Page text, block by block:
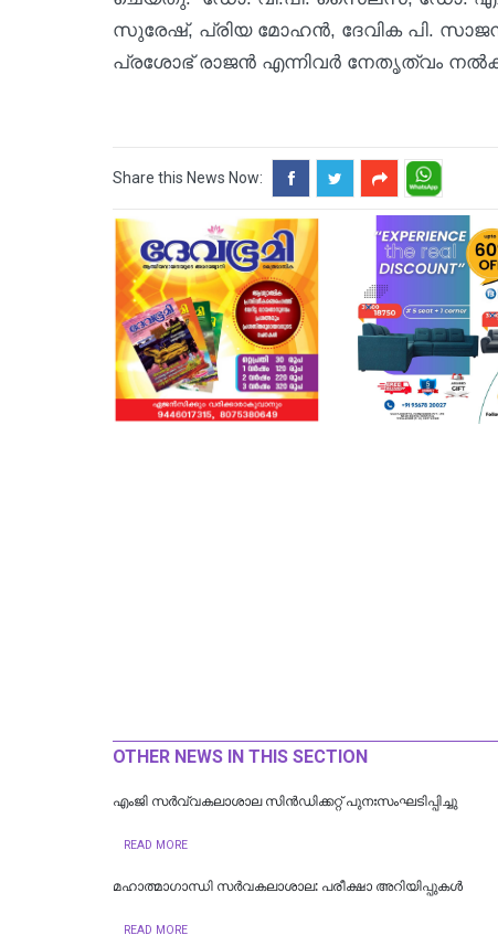
സുരേഷ്, പ്രിയ മോഹന്‍, ദേവിക പി.
പ്രശോഭ് രാജന്‍ എന്നിവര്‍ നേതൃത്വം
Share this News Now:
OTHER NEWS IN THIS SECTION
എംജി സർവ്വകലാശാല സിൻഡിക്കറ്റ് പുനഃസംഘടിപ്പിച്ചു
READ MORE
മഹാത്മാഗാന്ധി സർവകലാശാല: പരീക്ഷാ അറിയിപ്പുകൾ
READ MORE